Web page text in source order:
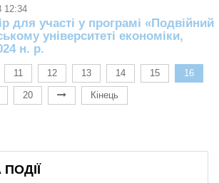
12:34
для участі у програмі «Подвійний
університеті економіки,
н. р.
11 12 13 14 15 16
20 Кінець